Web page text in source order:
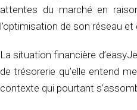
attentes du marché en
l’optimisation de son réseau et
La situation financière
de trésorerie qu’elle entend
contexte qui pourtant